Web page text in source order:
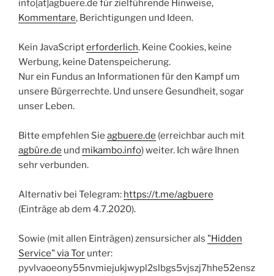
info[at]agbuere.de für zielführende Hinweise,
Kommentare, Berichtigungen und Ideen.
Kein JavaScripterforderlich. Keine Cookies, keine
Werbung, keine Datenspeicherung.
Nur ein Fundus an Informationen für den Kampf um
unsere Bürgerrechte. Und unsere Gesundheit, sogar
unser Leben.
Bitte empfehlen Sie agbuere.de (erreichbar auch mit
agbüre.de und mikambo.info) weiter. Ich wäre Ihnen
sehr verbunden.
Alternativ bei Telegram: https://t.me/agbuere
(Einträge ab dem 4.7.2020).
Sowie (mit allen Einträgen) zensursicher als "Hidden
Service" via Tor unter:
pyvlvaoeony55nvmiejukjwypl2slbgs5vjszj7hhe52ensz